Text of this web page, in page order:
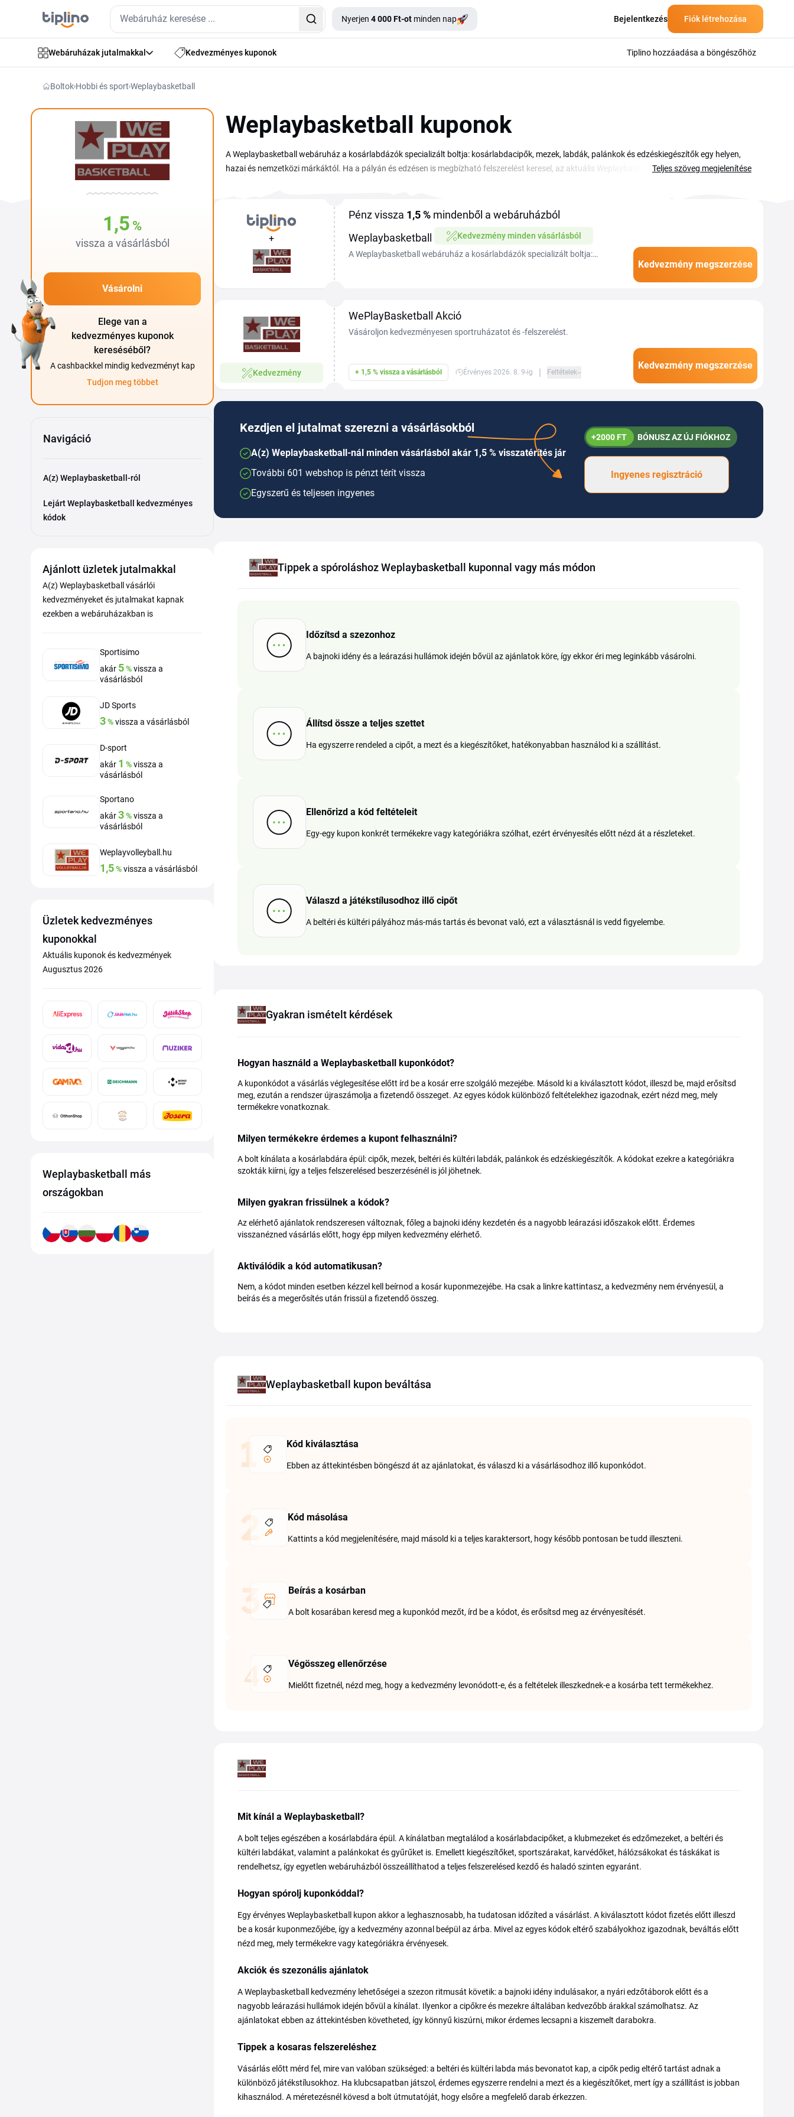
Nyerjen 4 000 Ft-ot minden nap Bejelentkezés Fiók létrehozása
Webáruházak jutalmakkal Kedvezményes kuponok Tiplino hozzáadása a böngészőhöz
Boltok Hobbi és sport Weplaybasketball
1,5 %
vissza a vásárlásból
Vásárolni
Elege van a
kedvezményes kuponok
kereséséből?
A cashbackkel mindig kedvezményt kap
Tudjon meg többet
Navigáció
A(z) Weplaybasketball-ról
Lejárt Weplaybasketball kedvezményes
kódok
Ajánlott üzletek jutalmakkal
A(z) Weplaybasketball vásárlói
kedvezményeket és jutalmakat kapnak
ezekben a webáruházakban is
Sportisimo
akár 5%vissza a
vásárlásból
JD Sports
3%vissza a vásárlásból
D-sport
akár 1 %vissza a
vásárlásból
Sportano
akár3%vissza a
vásárlásból
Weplayvolleyball.hu
1,5%vissza a vásárlásból
Üzletek kedvezményes
kuponokkal
Aktuális kuponok és kedvezmények
Augusztus 2026
Weplaybasketball más
országokban
Weplaybasketball kuponok
A Weplaybasketball webáruház a kosárlabdázók specializált boltja: kosárlabdacipők, mezek, labdák, palánkok és edzéskiegészítők egy helyen,
hazai és nemzetközi márkáktól. Ha a pályán és edzésen is megbízható felszerelést keresel, az aktuális Weplaybasketball kuponkód segítségével
végösszeget érhetsz el. Nézd át a választékot, válaszd ki a számodra megfelelő ajánlatot, és vásárold meg a kosaras felszerelést okosabban.
Teljes szöveg megjelenítése
+
Pénz vissza 1,5 % mindenből a webáruházból
Weplaybasketball
Kedvezmény minden vásárlásból
A Weplaybasketball webáruház a kosárlabdázók specializált boltja:
Kedvezmény megszerzése
Kedvezmény
WePlayBasketball Akció
Vásároljon kedvezményesen sportruházatot és -felszerelést.
+ 1,5 % vissza a vásárlásból Érvényes 2026. 8. 9-ig | Feltételek
Kedvezmény megszerzése
Kezdjen el jutalmat szerezni a vásárlásokból
A(z) Weplaybasketball-nál minden vásárlásból akár 1,5 % visszatérítés jár
További 601 webshop is pénzt térít vissza
Egyszerű és teljesen ingyenes
+2000 FT BÓNUSZ AZ ÚJ FIÓKHOZ
Ingyenes regisztráció
Tippek a spóroláshoz Weplaybasketball kuponnal vagy más módon
Időzítsd a szezonhoz
A bajnoki idény és a leárazási hullámok idején bővül az ajánlatok köre, így ekkor éri meg leginkább vásárolni.
Állítsd össze a teljes szettet
Ha egyszerre rendeled a cipőt, a mezt és a kiegészítőket, hatékonyabban használod ki a szállítást.
Ellenőrizd a kód feltételeit
Egy-egy kupon konkrét termékekre vagy kategóriákra szólhat, ezért érvényesítés előtt nézd át a részleteket.
Válaszd a játékstílusodhoz illő cipőt
A beltéri és kültéri pályához más-más tartás és bevonat való, ezt a választásnál is vedd figyelembe.
Gyakran ismételt kérdések
Hogyan használd a Weplaybasketball kuponkódot?
A kuponkódot a vásárlás véglegesítése előtt írd be a kosár erre szolgáló mezejébe. Másold ki a kiválasztott kódot, illeszd be, majd erősítsd
meg, ezután a rendszer újraszámolja a fizetendő összeget. Az egyes kódok különböző feltételekhez igazodnak, ezért nézd meg, mely
termékekre vonatkoznak.
Milyen termékekre érdemes a kupont felhasználni?
A bolt kínálata a kosárlabdára épül: cipők, mezek, beltéri és kültéri labdák, palánkok és edzéskiegészítők. A kódokat ezekre a kategóriákra
szokták kiírni, így a teljes felszerelésed beszerzésénél is jól jöhetnek.
Milyen gyakran frissülnek a kódok?
Az elérhető ajánlatok rendszeresen változnak, főleg a bajnoki idény kezdetén és a nagyobb leárazási időszakok előtt. Érdemes
visszanézned vásárlás előtt, hogy épp milyen kedvezmény elérhető.
Aktiválódik a kód automatikusan?
Nem, a kódot minden esetben kézzel kell beírnod a kosár kuponmezejébe. Ha csak a linkre kattintasz, a kedvezmény nem érvényesül, a
beírás és a megerősítés után frissül a fizetendő összeg.
Weplaybasketball kupon beváltása
Kód kiválasztása
Ebben az áttekintésben böngészd át az ajánlatokat, és válaszd ki a vásárlásodhoz illő kuponkódot.
Kód másolása
Kattints a kód megjelenítésére, majd másold ki a teljes karaktersort, hogy később pontosan be tudd illeszteni.
Beírás a kosárban
A bolt kosarában keresd meg a kuponkód mezőt, írd be a kódot, és erősítsd meg az érvényesítését.
Végösszeg ellenőrzése
Mielőtt fizetnél, nézd meg, hogy a kedvezmény levonódott-e, és a feltételek illeszkednek-e a kosárba tett termékekhez.
Mit kínál a Weplaybasketball?
A bolt teljes egészében a kosárlabdára épül. A kínálatban megtalálod a kosárlabdacipőket, a klubmezeket és edzőmezeket, a beltéri és
kültéri labdákat, valamint a palánkokat és gyűrűket is. Emellett kiegészítőket, sportszárakat, karvédőket, hálózsákokat és táskákat is
rendelhetsz, így egyetlen webáruházból összeállíthatod a teljes felszerelésed kezdő és haladó szinten egyaránt.
Hogyan spórolj kuponkóddal?
Egy érvényes Weplaybasketball kupon akkor a leghasznosabb, ha tudatosan időzíted a vásárlást. A kiválasztott kódot fizetés előtt illeszd
be a kosár kuponmezőjébe, így a kedvezmény azonnal beépül az árba. Mivel az egyes kódok eltérő szabályokhoz igazodnak, beváltás előtt
nézd meg, mely termékekre vagy kategóriákra érvényesek.
Akciók és szezonális ajánlatok
A Weplaybasketball kedvezmény lehetőségei a szezon ritmusát követik: a bajnoki idény indulásakor, a nyári edzőtáborok előtt és a
nagyobb leárazási hullámok idején bővül a kínálat. Ilyenkor a cipőkre és mezekre általában kedvezőbb árakkal számolhatsz. Az
ajánlatokat ebben az áttekintésben követheted, így könnyű kiszúrni, mikor érdemes lecsapni a kiszemelt darabokra.
Tippek a kosaras felszereléshez
Vásárlás előtt mérd fel, mire van valóban szükséged: a beltéri és kültéri labda más bevonatot kap, a cipők pedig eltérő tartást adnak a
különböző játékstílusokhoz. Ha klubcsapatban játszol, érdemes egyszerre rendelni a mezt és a kiegészítőket, mert így a szállítást is jobban
kihasználod. A méretezésnél kövesd a bolt útmutatóját, hogy elsőre a megfelelő darab érkezzen.